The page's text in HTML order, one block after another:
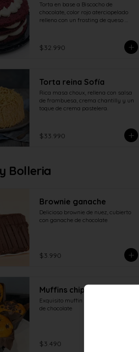
Torta en base a Biscocho de
chocolate, color rojo aterciopelado
relleno con un frosting de queso
$32.990
Torta reina Sofía
Rica masa choux, rellena con salsa
de frambuesa, crema chantilly y un
toque de crema pastelera.
$33.990
Bolleria
Brownie ganache
Delicioso brownie de nuez, cubierto
con ganache de chocolate
$3.990
Muffins chips chocolate
Exquisito muffin esponjoso con chips
de chocolate
$3.490